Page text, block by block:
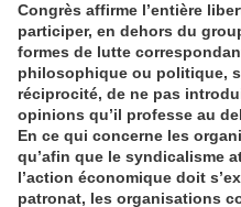
Congrès affirme l’entière
participer, en dehors du
formes de lutte
philosophique ou politique,
réciprocité, de ne pas
opinions qu’il professe au
En ce qui concerne les
qu’afin que le syndicalisme
l’action économique doit
patronat, les organisations